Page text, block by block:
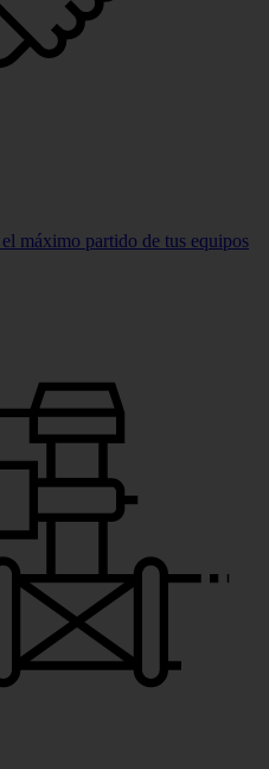
máximo partido de tus equipos